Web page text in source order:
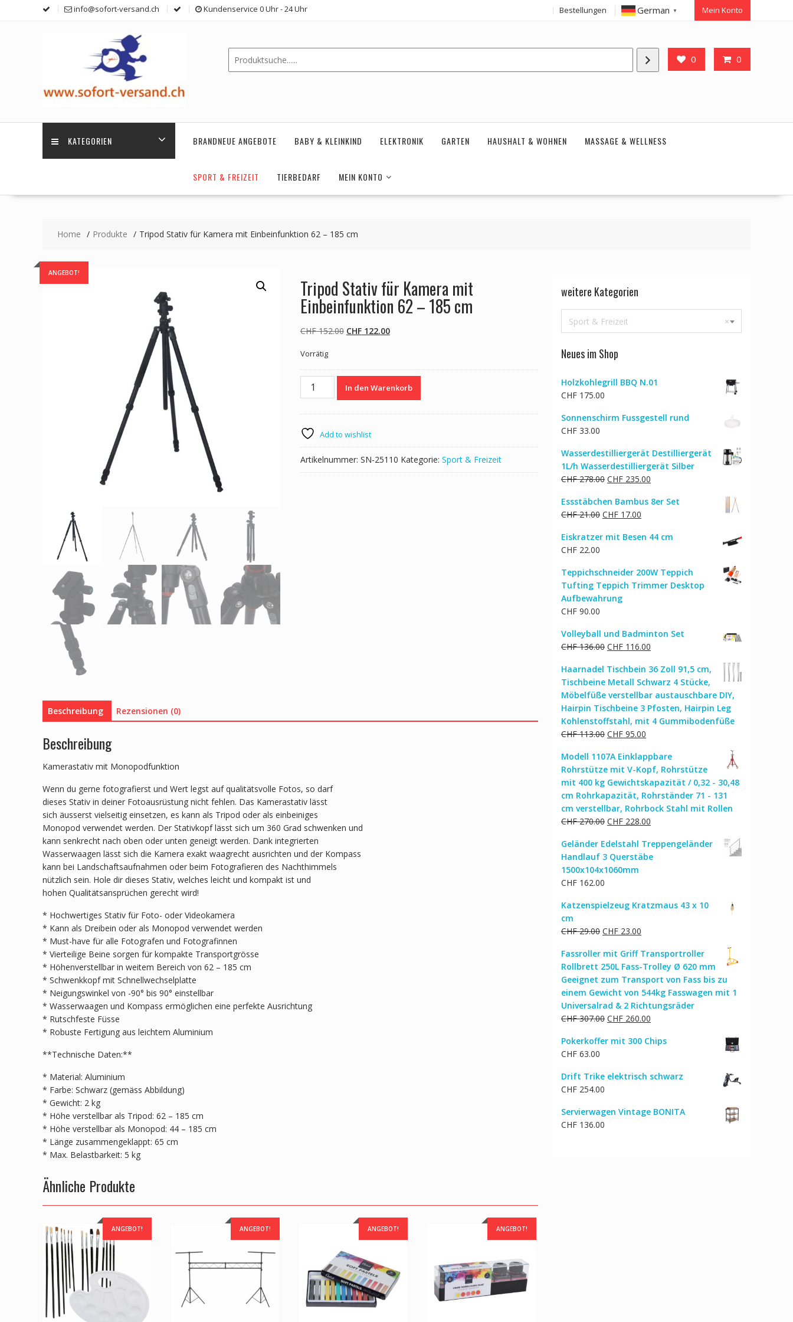
info@sofort-versand.ch Kundenservice 0 Uhr - 24 Uhr Bestellungen German ▼ Mein Konto
0 0
KATEGORIEN BRANDNEUE ANGEBOTE BABY & KLEINKIND ELEKTRONIK GARTEN HAUSHALT & WOHNEN MASSAGE & WELLNESS
SPORT & FREIZEIT TIERBEDARF MEIN KONTO
Home Produkte Tripod Stativ für Kamera mit Einbeinfunktion 62 – 185 cm
ANGEBOT!
Tripod Stativ für Kamera mit
Einbeinfunktion 62 – 185 cm
CHF152.00 Ursprünglicher
CHF 152.00
CHF122.00Aktueller
CHF 122.00.
Vorrätig
Tripod
mit
Einbeinfunktion
62
-
In den Warenkorb
Add to wishlist
Artikelnummer: SN-25110 Kategorie: Sport & Freizeit
Beschreibung Rezensionen (0)
Beschreibung
Kamerastativ mit Monopodfunktion
Wenn du gerne fotografierst und Wert legst auf qualitätsvolle Fotos, so darf
dieses Stativ in deiner Fotoausrüstung nicht fehlen. Das Kamerastativ lässt
sich äusserst vielseitig einsetzen, es kann als Tripod oder als einbeiniges
Monopod verwendet werden. Der Stativkopf lässt sich um 360 Grad schwenken und
kann senkrecht nach oben oder unten geneigt werden. Dank integrierten
Wasserwaagen lässt sich die Kamera exakt waagrecht ausrichten und der Kompass
kann bei Landschaftsaufnahmen oder beim Fotografieren des Nachthimmels
nützlich sein. Hole dir dieses Stativ, welches leicht und kompakt ist und
hohen Qualitätsansprüchen gerecht wird!
* Hochwertiges Stativ für Foto- oder Videokamera
* Kann als Dreibein oder als Monopod verwendet werden
* Must-have für alle Fotografen und Fotografinnen
* Vierteilige Beine sorgen für kompakte Transportgrösse
* Höhenverstellbar in weitem Bereich von 62 – 185 cm
* Schwenkkopf mit Schnellwechselplatte
* Neigungswinkel von -90° bis 90° einstellbar
* Wasserwaagen und Kompass ermöglichen eine perfekte Ausrichtung
* Rutschfeste Füsse
* Robuste Fertigung aus leichtem Aluminium
**Technische Daten:**
* Material: Aluminium
* Farbe: Schwarz (gemäss Abbildung)
* Gewicht: 2 kg
* Höhe verstellbar als Tripod: 62 – 185 cm
* Höhe verstellbar als Monopod: 44 – 185 cm
* Länge zusammengeklappt: 65 cm
* Max. Belastbarkeit: 5 kg
Ähnliche Produkte
ANGEBOT! ANGEBOT! ANGEBOT! ANGEBOT!
weitere Kategorien
×
Sport & Freizeit
Neues im Shop
Holzkohlegrill BBQ N.01
CHF 175.00
Sonnenschirm Fussgestell rund
CHF 33.00
Wasserdestilliergerät Destilliergerät
1L/h Wasserdestilliergerät Silber
CHF278.00 Ursprünglicher
war:
CHF 278.00
CHF 235.00
ist:
Essstäbchen Bambus 8er Set
CHF21.00 Ursprünglicher
war:
CHF 17.00
ist:
Eiskratzer mit Besen 44 cm
CHF 22.00
Teppichschneider 200W Teppich
Tufting Teppich Trimmer Desktop
Aufbewahrung
CHF 90.00
Volleyball und Badminton Set
CHF136.00 Ursprünglicher
war:
CHF 136.00
CHF 116.00
ist:
CHF 116.00.
Haarnadel Tischbein 36 Zoll 91,5 cm,
Tischbeine Metall Schwarz 4 Stücke,
Möbelfüße verstellbar austauschbare DIY,
Hairpin Tischbeine 3 Pfosten, Hairpin Leg
Kohlenstoffstahl, mit 4 Gummibodenfüße
CHF113.00 Ursprünglicher
war:
CHF 113.00
CHF 95.00
ist:
CHF 95.00.
Modell 1107A Einklappbare
Rohrstütze mit V-Kopf, Rohrstütze
mit 400 kg Gewichtskapazität / 0,32 - 30,48
cm Rohrkapazität, Rohrständer 71 - 131
cm verstellbar, Rohrbock Stahl mit Rollen
CHF270.00 Ursprünglicher
war:
CHF 270.00
CHF 228.00
ist:
CHF 228.00.
Geländer Edelstahl Treppengeländer
Handlauf 3 Querstäbe
1500x104x1060mm
CHF 162.00
Katzenspielzeug Kratzmaus 43 x 10
cm
CHF29.00 Ursprünglicher
war:
CHF 29.00
CHF 23.00
ist:
CHF 23.00.
Fassroller mit Griff Transportroller
Rollbrett 250L Fass-Trolley Ø 620 mm
Geeignet zum Transport von Fass bis zu
einem Gewicht von 544kg Fasswagen mit 1
Universalrad & 2 Richtungsräder
CHF307.00 Ursprünglicher
war:
CHF 260.00
ist:
Pokerkoffer mit 300 Chips
CHF 63.00
Drift Trike elektrisch schwarz
CHF 254.00
Servierwagen Vintage BONITA
CHF 136.00